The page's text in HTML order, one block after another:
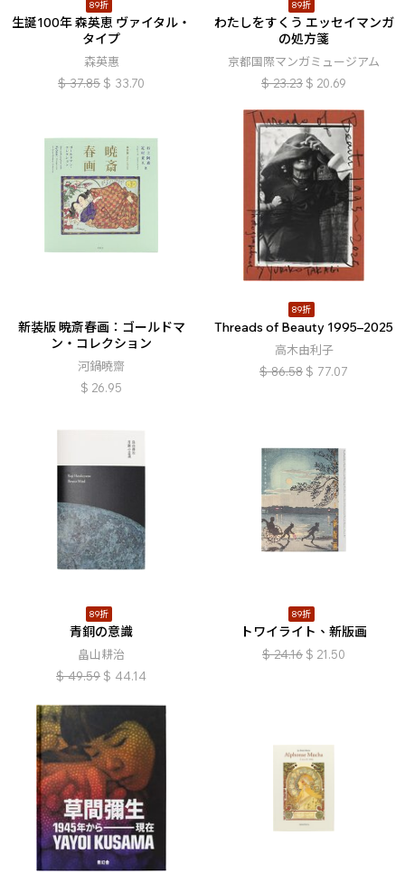
89折
生誕100年 森英恵 ヴァイタル・
タイプ
森英惠
$ 37.85 $ 33.70
89折
わたしをすくう エッセイマンガ
の処方箋
京都国際マンガミュージアム
$ 23.23 $ 20.69
新装版 暁斎春画：ゴールドマ
ン・コレクション
河鍋曉齋
$ 26.95
89折
Threads of Beauty 1995–2025
高木由利子
$ 86.58 $ 77.07
89折
青銅の意識
畠山耕治
$ 49.59 $ 44.14
89折
トワイライト、新版画
$ 24.16 $ 21.50